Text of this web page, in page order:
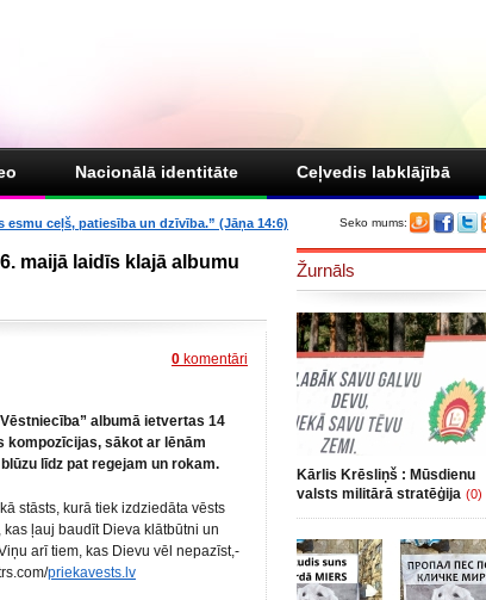
Nacionālā identitāte Ceļvedis labklājībā
Seko mums:
esmu ceļš, patiesība un dzīvība.” (Jāņa 14:6)
maijā laidīs klajā albumu
0 komentāri
albumā ietvertas 14
kompozīcijas, sākot ar lēnām
līdz pat regejam un rokam.
stāsts, kurā tiek izdziedāta vēsts
kas ļauj baudīt Dieva klātbūtni un
arī tiem, kas Dievu vēl nepazīst,-
priekavests.lv
Žurnāls
Kārlis Krēsliņš : Mūsdienu
valsts militārā stratēģija (0)